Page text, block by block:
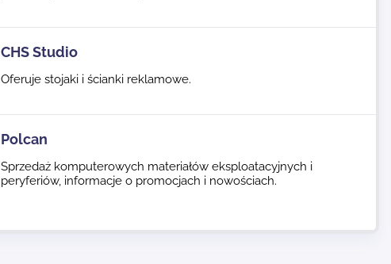
CHS Studio
Oferuje stojaki i ścianki reklamowe.
Polcan
Sprzedaż komputerowych materiałów eksploatacyjnych i
peryferiów, informacje o promocjach i nowościach.